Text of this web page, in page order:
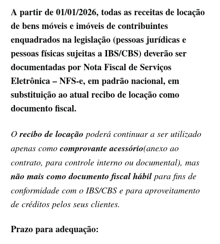
A partir de 01/01/2026, todas as receitas de locação
de bens móveis e imóveis de contribuintes
enquadrados na legislação (pessoas jurídicas e
pessoas físicas sujeitas a IBS/CBS) deverão ser
documentadas por Nota Fiscal de Serviços
Eletrônica – NFS-e, em padrão nacional, em
substituição ao atual recibo de locação como
documento fiscal.
Orecibo de locaçãopoderá continuar a ser utilizado
apenas comocomprovante acessório(anexo ao
contrato, para controle interno ou documental), mas
não mais como documento fiscal hábil para fins de
conformidade com o IBS/CBS e para aproveitamento
de créditos pelos seus clientes.
Prazo para adequação: